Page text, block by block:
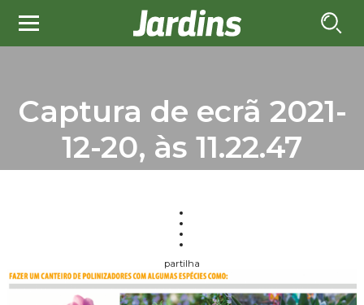
Captura de ecrã 2021-
12-20, às 11.22.47
partilha